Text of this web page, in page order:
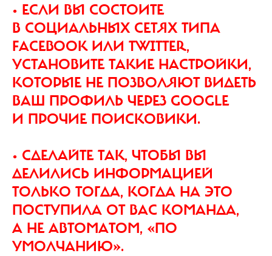
• ЕСЛИ ВЫ СОСТОИТЕ
В СОЦИАЛЬНЫХ СЕТЯХ ТИПА
FACEBOOK ИЛИ TWITTER,
УСТАНОВИТЕ ТАКИЕ НАСТРОЙКИ,
КОТОРЫЕ НЕ ПОЗВОЛЯЮТ ВИДЕТЬ
ВАШ ПРОФИЛЬ ЧЕРЕЗ GOOGLE
И ПРОЧИЕ ПОИСКОВИКИ.
• СДЕЛАЙТЕ ТАК, ЧТОБЫ ВЫ
ДЕЛИЛИСЬ ИНФОРМАЦИЕЙ
ТОЛЬКО ТОГДА, КОГДА НА ЭТО
ПОСТУПИЛА ОТ ВАС КОМАНДА,
А НЕ АВТОМАТОМ, «ПО
УМОЛЧАНИЮ».